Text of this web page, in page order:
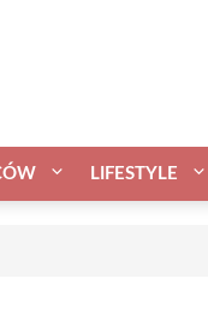
LIFESTYLE